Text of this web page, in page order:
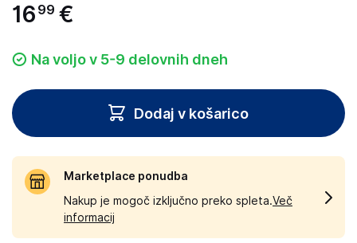
16 99 €
Na voljo v 5-9 delovnih dneh
Dodaj v košarico
Marketplace ponudba
Nakup je mogoč izključno preko spleta.Več
informacij